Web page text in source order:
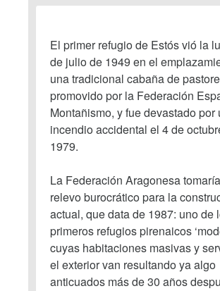
El primer refugio de Estós vió la
de julio de 1949 en el
una tradicional cabaña de
promovido por la Federación
Montañismo, y fue devastado por
incendio accidental el 4 de
1979.
La Federación Aragonesa
relevo burocrático para la
actual, que data de 1987: uno de
primeros refugios pirenaicos
cuyas habitaciones masivas y
el exterior van resultando ya algo
anticuados más de 30 años